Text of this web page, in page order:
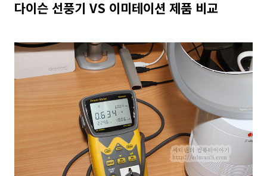
다이슨 선풍기 VS 이미테이션 제품 비교